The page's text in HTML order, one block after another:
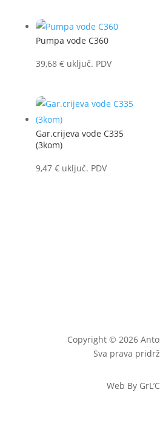
Pumpa vode C360
39,68 € uključ. PDV
Gar.crijeva vode C335
(3kom)
9,47 € uključ. PDV
Copyright © 2026
Sva prava
Web By